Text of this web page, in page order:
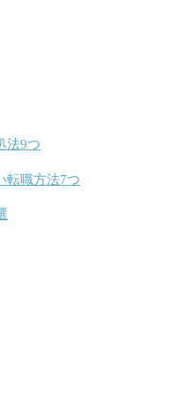
法9つ
転職方法7つ